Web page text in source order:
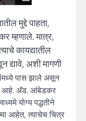
मुद्दे पाहता,
म्हणाले. मात्र,
कायद्यातील
अशी मागणी
पास झाले असून
आले आहे. अ‍ॅड. आंबेडकर
योग्य पद्धतीने
आहेत, त्याचेच चित्र